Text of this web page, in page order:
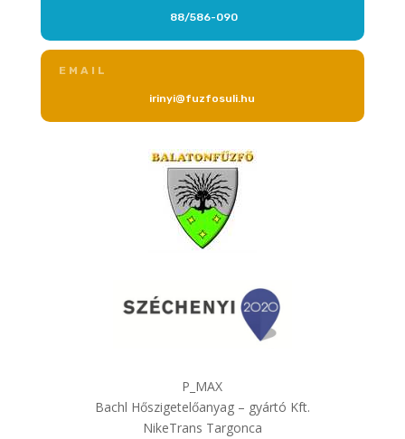
88/586-090
EMAIL
irinyi@fuzfosuli.hu
P_MAX
Bachl Hőszigetelőanyag – gyártó Kft.
NikeTrans Targonca